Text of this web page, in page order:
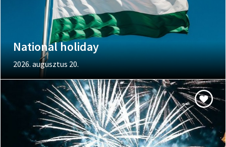
National holiday
2026. augusztus 20.